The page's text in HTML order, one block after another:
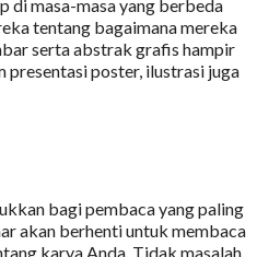
di masa-masa yang berbeda
tentang bagaimana mereka
serta abstrak grafis hampir
presentasi poster, ilustrasi juga
bagi pembaca yang paling
akan berhenti untuk membaca
karya Anda. Tidak masalah